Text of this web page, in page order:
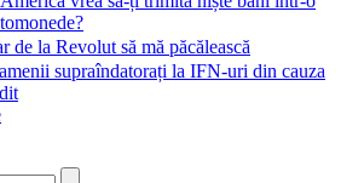
de la Revolut să mă păcălească
supraîndatorați la IFN-uri din cauza